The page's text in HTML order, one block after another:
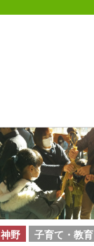
神野 子育て・教育